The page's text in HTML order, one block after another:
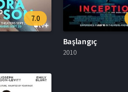
7.0
Başlangıç
2010